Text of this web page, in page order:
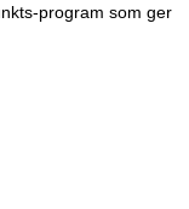
program som ger